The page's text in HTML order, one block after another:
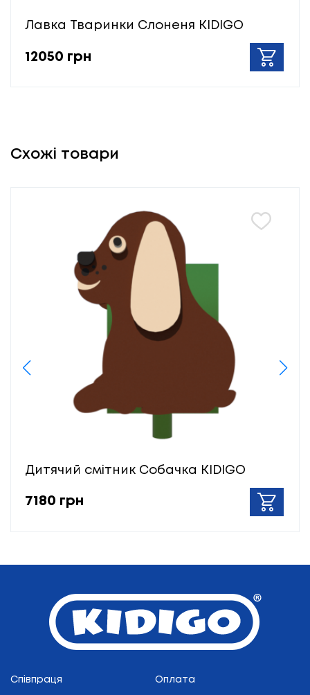
Лавка Тваринки Слоненя KIDIGO
12050 грн
Схожі товари
Дитячий смітник Собачка KIDIGO
7180 грн
Співпраця Оплата